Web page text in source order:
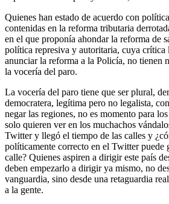
Quienes han estado de acuerdo con
contenidas en la reforma tributaria
en el que proponía ahondar la reforma de
política represiva y autoritaria, cuya
anunciar la reforma a la Policía, no tienen
la vocería del paro.
La vocería del paro tiene que ser plural,
democratera, legítima pero no legalista,
negar las regiones, no es momento para
solo quieren ver en los muchachos
Twitter y llegó el tiempo de las calles y
políticamente correcto en el Twitter puede
calle? Quienes aspiren a dirigir este país
deben empezarlo a dirigir ya mismo, no
vanguardia, sino desde una retaguardia
a la gente.